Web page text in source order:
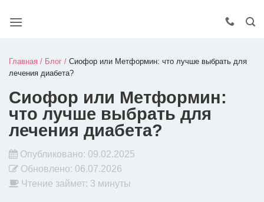
Главная / Блог / Сиофор или Метформин: что лучше выбрать для
лечения диабета?
Сиофор или Метформин:
что лучше выбрать для
лечения диабета?
Опубликовано: 09.02.2025
Обновлено: 06.07.2026
Чтение займет: 3 минуты